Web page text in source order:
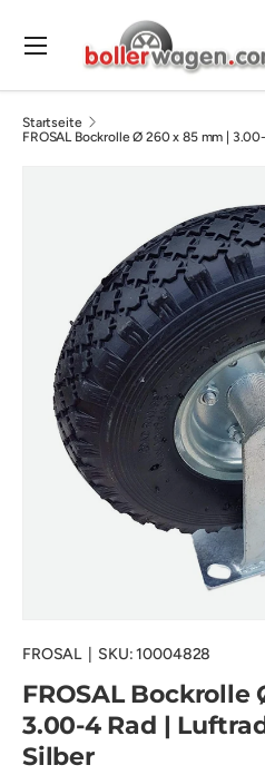
Direkt zum Inhalt
Suchen
Menü
Startseite
FROSAL Bockrolle Ø 260 x 85 mm |
FROSAL| SKU: 10004828
FROSAL Bockrolle
3.00-4 Rad |
Silber